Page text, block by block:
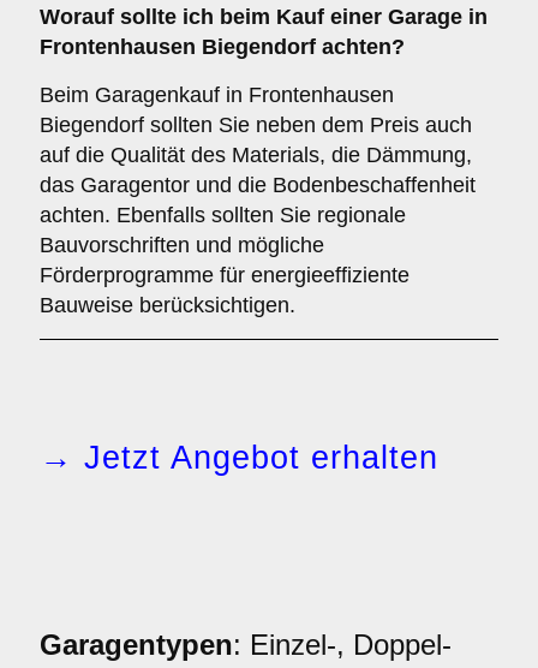
Worauf sollte ich beim Kauf einer Garage in
Frontenhausen Biegendorf achten?
Beim Garagenkauf in Frontenhausen
Biegendorf sollten Sie neben dem Preis auch
auf die Qualität des Materials, die Dämmung,
das Garagentor und die Bodenbeschaffenheit
achten. Ebenfalls sollten Sie regionale
Bauvorschriften und mögliche
Förderprogramme für energieeffiziente
Bauweise berücksichtigen.
→ Jetzt Angebot erhalten
Garagentypen: Einzel-, Doppel-